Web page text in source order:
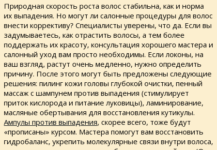
Природная скорость роста волос стабильна, как и норма
их выпадения. Но могут ли салонные процедуры для волос
внести коррективу? Специалисты уверены, что да. Если вы
задумываетесь, как отрастить волосы, а тем более
поддержать их красоту, консультация хорошего мастера и
салонный уход вам просто необходимы. Если локоны, на
ваш взгляд, растут очень медленно, нужно определить
причину. После этого могут быть предложены следующие
решения: пилинг кожи головы глубокой очистки, пенный
массаж с шампунем против выпадения (стимулирует
приток кислорода и питание луковицы), ламинирование,
масляные обертывания для восстановления кутикулы.
Ампулы против выпадения, скорее всего, тоже будут
«прописаны» курсом. Мастера помогут вам восстановить
гидробаланс, укрепить молекулярные связи внутри волоса,